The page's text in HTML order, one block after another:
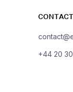
CONTACT
+44 20